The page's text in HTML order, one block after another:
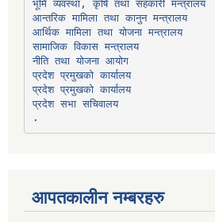
भूमि व्यवस्था, कृषि तथा सहकारी मन्त्रालय
आन्तरिक मामिला तथा कानुन मन्त्रालय
आर्थिक मामिला तथा योजना मन्त्रालय
सामाजिक विकास मन्त्रालय
नीति तथा योजना आयोग
प्रदेश प्रमुखको कार्यालय
प्रदेश प्रमुखको कार्यालय
प्रदेश सभा सचिवालय
आपतकालीन नम्बरहरु